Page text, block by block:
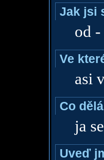
Jak jsi
od -
Ve
asi
Co
ja
Uveď